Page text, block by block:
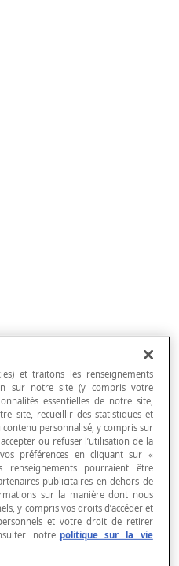
- qui décrit une
de deux ensembles.
ces ensembles est
appelésrangs.
une
et traitons les renseignements
sur notre site (y compris votre
essentielles de notre site,
site, recueillir des statistiques et
personnalisé, y compris sur
ou refuser l’utilisation de la
préférences en cliquant sur «
renseignements pourraient être
publicitaires en dehors de
sur la manière dont nous
y compris vos droits d’accéder et
et votre droit de retirer
notre politique sur la vie